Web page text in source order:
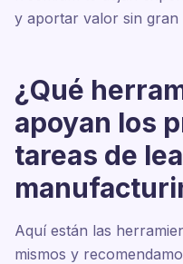
y aportar valor sin gran
¿Qué
apoyan los
tareas de
Aquí están las
mismos y